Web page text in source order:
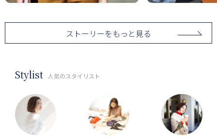
ストーリーをもっと見る
Stylist 人気のスタイリスト